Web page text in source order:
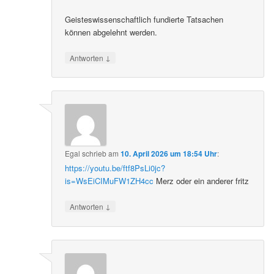
Geisteswissenschaftlich fundierte Tatsachen
können abgelehnt werden.
Antworten ↓
Egal schriebam10. April 2026 um 18:54 Uhr:
https://youtu.be/ftf8PsLi0jc?
is=WsEiCIMuFW1ZH4cc Merz oder ein anderer fritz
Antworten ↓